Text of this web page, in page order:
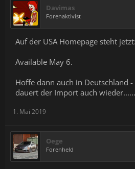
Davimas
Forenaktivist
Auf der USA Homepage steht jetzt:
Available May 6.
Hoffe dann auch in Deutschland
dauert der Import auch wieder......
1. Mai 2019
Oege
Forenheld